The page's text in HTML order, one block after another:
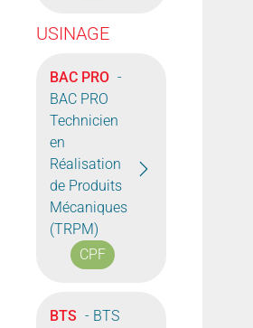
USINAGE
BAC PRO -
BAC PRO
Technicien
en
Réalisation
de Produits
Mécaniques
(TRPM)
CPF
BTS - BTS